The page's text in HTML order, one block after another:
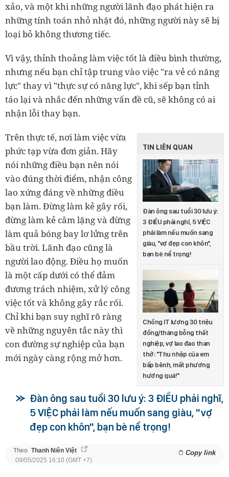
xảo, và một khi những người lãnh đạo phát hiện ra
những tính toán nhỏ nhặt đó, những người này sẽ bị
loại bỏ không thương tiếc.
Vì vậy, thỉnh thoảng làm việc tốt là điều bình thường,
nhưng nếu bạn chỉ tập trung vào việc "ra vẻ có năng
lực" thay vì "thực sự có năng lực", khi sếp bạn tỉnh
táo lại và nhắc đến những vấn đề cũ, sẽ không có ai
nhận lỗi thay bạn.
TIN LIÊN QUAN
Đàn ông sau tuổi 30 lưu ý:
3 ĐIỀU phải nghĩ, 5 VIỆC
phải làm nếu muốn sang
giàu, "vợ đẹp con khôn",
bạn bè nể trọng!
Chồng IT lương 30 triệu
đồng/tháng bỗng thất
nghiệp, vợ lao đao than
thở: "Thu nhập của em
bấp bênh, mất phương
hướng quá!"
Trên thực tế, nơi làm việc vừa
phức tạp vừa đơn giản. Hãy
nói những điều bạn nên nói
vào đúng thời điểm, nhận công
lao xứng đáng về những điều
bạn làm. Đừng làm kẻ gây rối,
đừng làm kẻ câm lặng và đừng
làm quả bóng bay lơ lửng trên
bầu trời. Lãnh đạo cũng là
người lao động. Điều họ muốn
là một cấp dưới có thể đảm
đương trách nhiệm, xử lý công
việc tốt và không gây rắc rối.
Chỉ khi bạn suy nghĩ rõ ràng
về những nguyên tắc này thì
con đường sự nghiệp của bạn
mới ngày càng rộng mở hơn.
Đàn ông sau tuổi 30 lưu ý: 3 ĐIỀU phải nghĩ,
5 VIỆC phải làm nếu muốn sang giàu, "vợ
đẹp con khôn", bạn bè nể trọng!
Theo Thanh Niên Việt Copy link
09/05/2025 16:10 (GMT +7)